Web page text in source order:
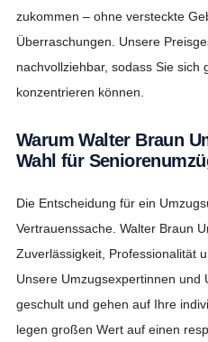
zukommen – ohne versteckte
Überraschungen. Unsere
nachvollziehbar, sodass Sie sich
konzentrieren können.
Warum Walter Braun
Wahl für
Die Entscheidung für ein
Vertrauenssache. Walter Braun
Zuverlässigkeit, Professionalität
Unsere Umzugsexpertinnen und
geschult und gehen auf Ihre
legen großen Wert auf einen